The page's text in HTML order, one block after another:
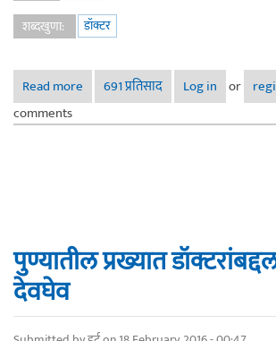
शब्दखुणा:
डॉक्टर
Read more about डॉक्टरांचे वाईट अनुभव. पुढच्यास
691 प्रतिसाद Log in or
comments
पुण्यातील प्रख्यात
देवघेव